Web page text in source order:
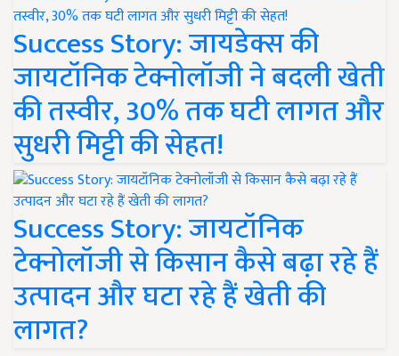
Success Story: जायडेक्स की
जायटॉनिक टेक्नोलॉजी ने बदली खेती
की तस्वीर, 30% तक घटी लागत और
सुधरी मिट्टी की सेहत!
Success Story: जायटॉनिक
टेक्नोलॉजी से किसान कैसे बढ़ा रहे हैं
उत्पादन और घटा रहे हैं खेती की
लागत?